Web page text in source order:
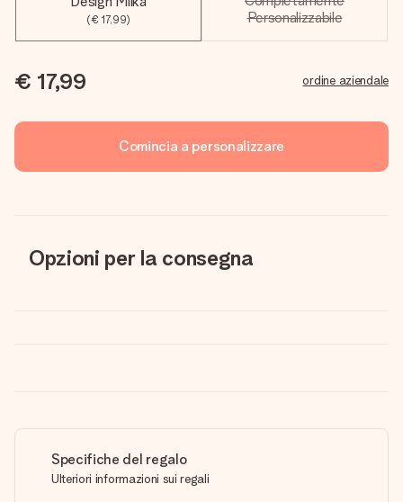
(€ 17,99)
Personalizzabile
€ 17,99 ordine aziendale
Comincia a personalizzare
Opzioni per la consegna
Specifiche del regalo
Ulteriori informazioni sui regali